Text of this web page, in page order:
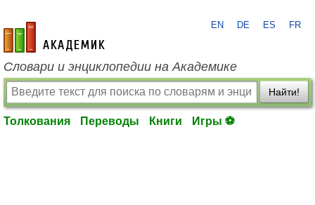
academic.ru
EN DE ES FR
Словари и энциклопедии на Академике
Найти!
Толкования Переводы Книги Игры ⚽